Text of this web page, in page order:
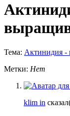
Тема: Актинидия -
Метки: Нет
klim in